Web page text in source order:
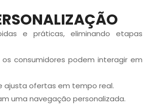
e práticas, eliminando etapas
consumidores podem interagir em
ajusta ofertas em tempo real.
uma navegação personalizada.